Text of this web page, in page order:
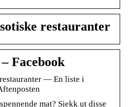
restauranter
Facebook
— En liste i
mat? Sjekk ut disse